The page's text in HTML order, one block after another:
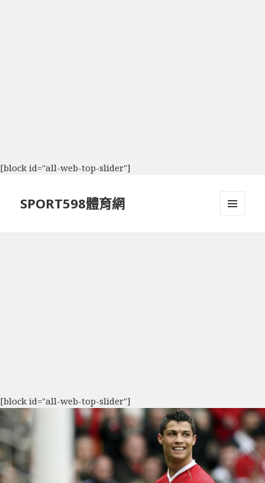
[block id="all-web-top-slider"]
SPORT598體育網
[block id="all-web-top-slider"]